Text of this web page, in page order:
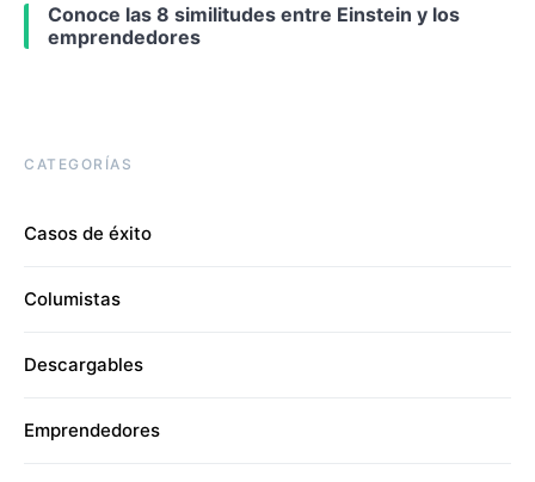
Conoce las 8 similitudes entre Einstein y los
emprendedores
CATEGORÍAS
Casos de éxito
Columistas
Descargables
Emprendedores